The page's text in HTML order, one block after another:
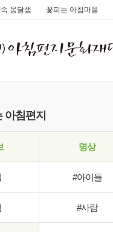
옹달샘 꽃피는 아침마을
아침편지
명상
#아이들
#사람